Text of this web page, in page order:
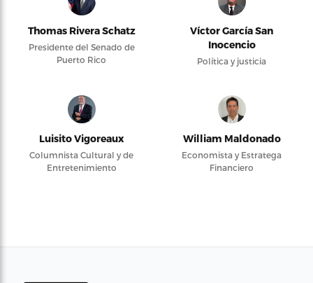
Thomas Rivera Schatz
Presidente del Senado de
Puerto Rico
Víctor García San
Inocencio
Política y justicia
Luisito Vigoreaux
Columnista Cultural y de
Entretenimiento
William Maldonado
Economista y Estratega
Financiero